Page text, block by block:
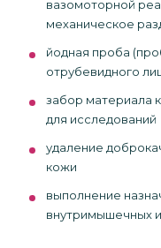
вазомоторной
механическое
йодная проба
отрубевидного
забор материала
для исследований
удаление
кожи
выполнение
внутримышечных